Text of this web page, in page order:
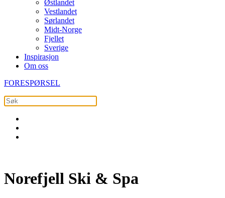
Østlandet
Vestlandet
Sørlandet
Midt-Norge
Fjellet
Sverige
Inspirasjon
Om oss
FORESPØRSEL
Norefjell Ski & Spa